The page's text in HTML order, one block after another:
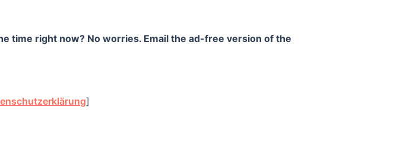
time right now? No worries. Email the ad-free version of the
]